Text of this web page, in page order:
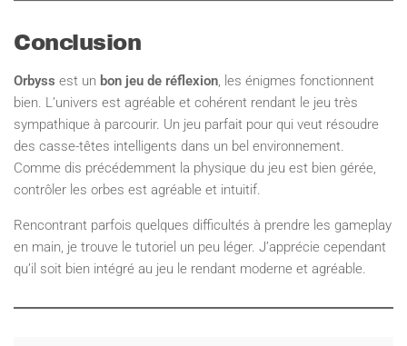
Conclusion
Orbyss est un bon jeu de réflexion, les énigmes fonctionnent
bien. L’univers est agréable et cohérent rendant le jeu très
sympathique à parcourir. Un jeu parfait pour qui veut résoudre
des casse-têtes intelligents dans un bel environnement.
Comme dis précédemment la physique du jeu est bien gérée,
contrôler les orbes est agréable et intuitif.
Rencontrant parfois quelques difficultés à prendre les gameplay
en main, je trouve le tutoriel un peu léger. J’apprécie cependant
qu’il soit bien intégré au jeu le rendant moderne et agréable.